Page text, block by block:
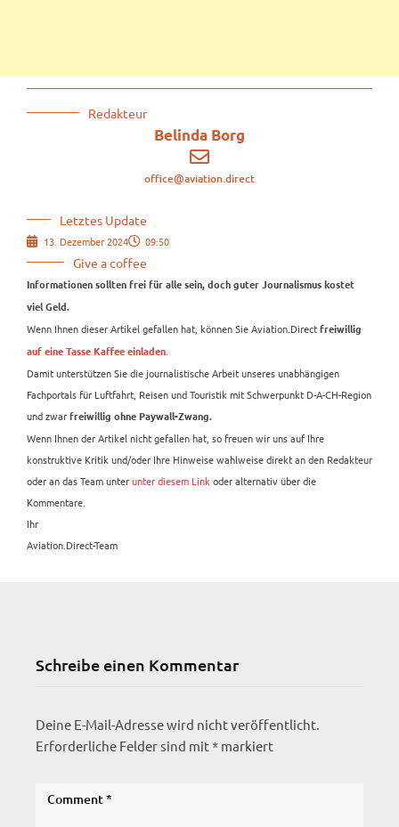
Redakteur
Belinda Borg
office@aviation.direct
Letztes Update
13. Dezember 2024 09:50
Give a coffee
Informationen sollten frei für alle sein, doch guter Journalismus kostet
viel Geld.
Wenn Ihnen dieser Artikel gefallen hat, können Sie Aviation.Direct freiwillig
auf eine Tasse Kaffee einladen
Damit unterstützen Sie die journalistische Arbeit unseres unabhängigen
Fachportals für Luftfahrt, Reisen und Touristik mit Schwerpunkt D-A-CH-Region
und zwar freiwillig ohne Paywall-Zwang.
Wenn Ihnen der Artikel nicht gefallen hat, so freuen wir uns auf Ihre
konstruktive Kritik und/oder Ihre Hinweise wahlweise direkt an den Redakteur
oder an das Team unterunter diesem Link oder alternativ über die
Kommentare.
Ihr
Aviation.Direct-Team
Schreibe einen Kommentar
Deine E-Mail-Adresse wird nicht veröffentlicht.
Erforderliche Felder sind mit* markiert